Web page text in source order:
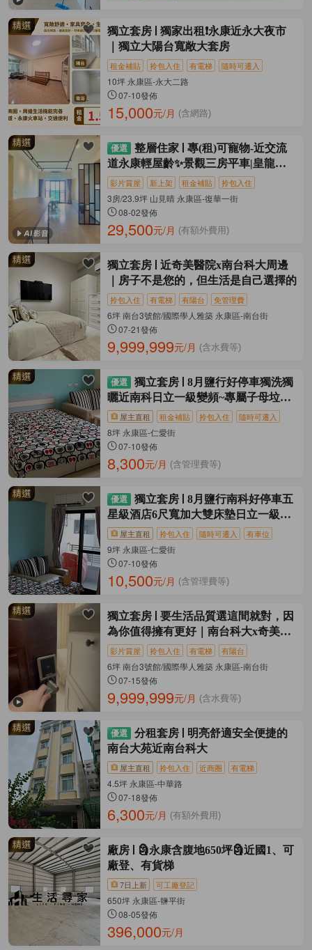
獨立套房
獨家出租❗️永康近永大夜市
｜獨立大陽台寬敞大套房
租金補貼 拎包入住 有電梯 隨時可遷入
10坪 永康區-永大二路
07-10發佈
15,000元/月 (含網路)
整層住家
專(租)可寵物-近交流
道永康輕屋齡✨景觀三房平車|皇龍山
見晴
影片賞屋 新上架 租金補貼 拎包入住
3房/23.9坪 山見晴 永康區-復華一街
08-02發佈
29,500元/月 (有額外費用)
獨立套房
近奇美醫院x南台科大周邊
｜房子不是您的，但生活是自己選擇的
拎包入住 有電梯 有陽台 免管理費
6坪 南台3號館/國際學人雅築 永康區-南台街
07-21發佈
9,999,999元/月 (含水費等)
獨立套房
8月鹽行好停車獨洗獨
曬近南科日立一級變頻~專屬子母垃圾
桶屋主直租 租金補貼 拎包入住 隨時可遷入
8坪 永康區-仁愛街
07-10發佈
8,300元/月 (含管理費等)
獨立套房
8月鹽行南科好停車五
星級酒店6尺寬加大雙床墊日立一級冷
氣機屋主直租 拎包入住 隨時可遷入 有車位
9坪 永康區-仁愛街
07-10發佈
10,500元/月 (含管理費等)
獨立套房
要生活品質選這間就對，因
為你值得擁有更好｜南台科大x奇美醫
院
影片賞屋 拎包入住 有電梯 有陽台
6坪 南台3號館/國際學人雅築 永康區-南台街
07-15發佈
9,999,999元/月 (含水費等)
分租套房
明亮舒適安全便捷的
南台大苑近南台科大
屋主直租 拎包入住 近商圈 有電梯
4.5坪 永康區-中華路
07-18發佈
6,300元/月 (有額外費用)
廠房
🗿永康含腹地650坪🗿近國1、可
廠登、有貨梯
7日上新 可工廠登記
650坪 永康區-鹽平街
08-05發佈
396,000元/月